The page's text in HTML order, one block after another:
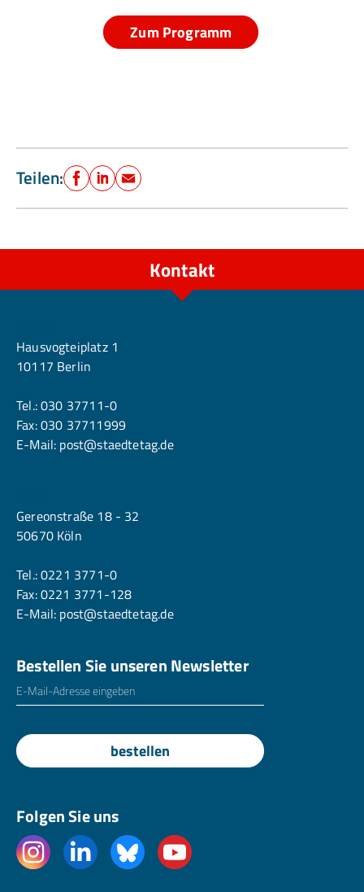
Zum Programm
Teilen: Facebook
LinkedIn
E-Mail
Kontakt
Hausvogteiplatz 1
10117 Berlin
Tel.:030 37711-0
Fax: 030 37711999
E-Mail: post@staedtetag.de
Gereonstraße 18 - 32
50670 Köln
Tel.:0221 3771-0
Fax: 0221 3771-128
E-Mail: post@staedtetag.de
Bestellen Sie unseren Newsletter
E-Mailadresse
bestellen
Folgen Sie uns